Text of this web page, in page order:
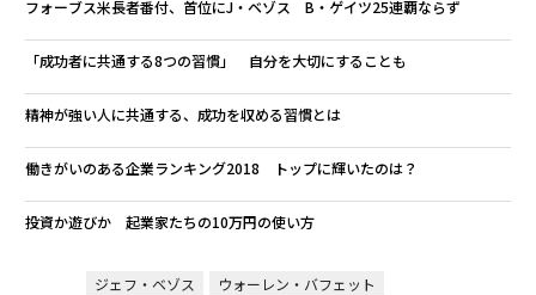
フォーブス米長者番付、首位にJ・ベゾス B・ゲイツ25連覇ならず
「成功者に共通する8つの習慣」 自分を大切にすることも
精神が強い人に共通する、成功を収める習慣とは
働きがいのある企業ランキング2018 トップに輝いたのは？
投資か遊びか 起業家たちの10万円の使い方
ジェフ・ベゾス
ウォーレン・バフェット